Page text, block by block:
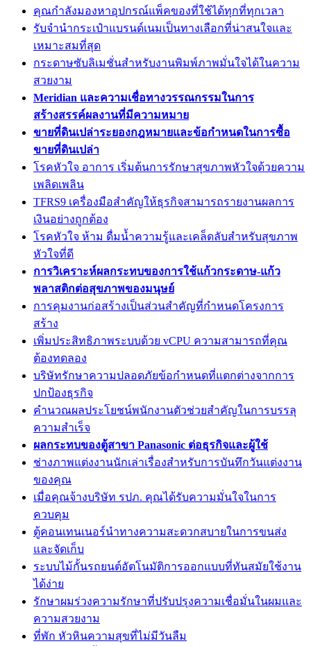
คุณกำลังมองหาอุปกรณ์แพ็คของที่ใช้ได้ทุกที่ทุกเวลา
รับจำนำกระเป๋าแบรนด์เนมเป็นทางเลือกที่น่าสนใจและ
เหมาะสมที่สุด
กระดาษซับลิเมชั่นสำหรับงานพิมพ์ภาพมั่นใจได้ในความ
สวยงาม
Meridian และความเชื่อทางวรรณกรรมในการ
สร้างสรรค์ผลงานที่มีความหมาย
ขายที่ดินเปล่าระยองกฎหมายและข้อกำหนดในการซื้อ
ขายที่ดินเปล่า
โรคหัวใจ อาการ เริ่มต้นการรักษาสุขภาพหัวใจด้วยความ
เพลิดเพลิน
TFRS9 เครื่องมือสำคัญให้ธุรกิจสามารถรายงานผลการ
เงินอย่างถูกต้อง
โรคหัวใจ ห้าม ดื่มน้ำความรู้และเคล็ดลับสำหรับสุขภาพ
หัวใจที่ดี
การวิเคราะห์ผลกระทบของการใช้แก้วกระดาษ-แก้ว
พลาสติกต่อสุขภาพของมนุษย์
การคุมงานก่อสร้างเป็นส่วนสำคัญที่กำหนดโครงการ
สร้าง
เพิ่มประสิทธิภาพระบบด้วย vCPU ความสามารถที่คุณ
ต้องทดลอง
บริษัทรักษาความปลอดภัยข้อกำหนดที่แตกต่างจากการ
ปกป้องธุรกิจ
คำนวณผลประโยชน์พนักงานตัวช่วยสำคัญในการบรรลุ
ความสำเร็จ
ผลกระทบของตู้สาขา Panasonic ต่อธุรกิจและผู้ใช้
ช่างภาพแต่งงานนักเล่าเรื่องสำหรับการบันทึกวันแต่งงาน
ของคุณ
เมื่อคุณจ้างบริษัท รปภ. คุณได้รับความมั่นใจในการ
ควบคุม
ตู้คอนเทนเนอร์นำทางความสะดวกสบายในการขนส่ง
และจัดเก็บ
ระบบไม้กั้นรถยนต์อัตโนมัติการออกแบบที่ทันสมัยใช้งาน
ได้ง่าย
รักษาผมร่วงความรักษาที่ปรับปรุงความเชื่อมั่นในผมและ
ความสวยงาม
ที่พัก หัวหินความสุขที่ไม่มีวันลืม